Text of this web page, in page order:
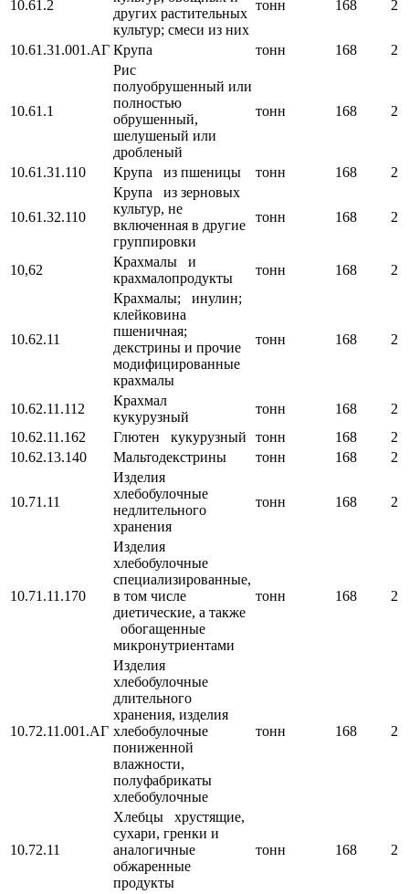
10.61.2
других растительных
культур; смеси из них
тонн 168 2
10.61.31.001.АГ Крупа тонн 168 2
10.61.1
Рис
полуобрушенный или
полностью
обрушенный,
шелушеный или
дробленый
тонн 168 2
10.61.31.110 Крупа из пшеницы тонн 168 2
10.61.32.110
Крупа из зерновых
культур, не
включенная в другие
группировки
тонн 168 2
10,62
Крахмалы и
крахмалопродукты
тонн 168 2
10.62.11
Крахмалы; инулин;
клейковина
пшеничная;
декстрины и прочие
модифицированные
крахмалы
тонн 168 2
10.62.11.112
Крахмал
кукурузный
тонн 168
2
10.62.11.162
Глютен кукурузный тонн 168
2
10.62.13.140
Мальтодекстрины тонн 168 2
10.71.11
Изделия
хлебобулочные
недлительного
хранения
тонн 168 2
10.71.11.170
Изделия
хлебобулочные
специализированные,
в том числе
диетические, а также
обогащенные
микронутриентами
тонн 168 2
10.72.11.001.АГ
Изделия
хлебобулочные
длительного
хранения, изделия
хлебобулочные
пониженной
влажности,
полуфабрикаты
хлебобулочные
тонн 168 2
10.72.11
Хлебцы хрустящие,
сухари, гренки и
аналогичные
обжаренные
продукты
тонн 168 2